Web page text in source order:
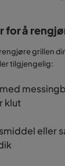
for å
grillen
tilgjengelig:
klut
eller